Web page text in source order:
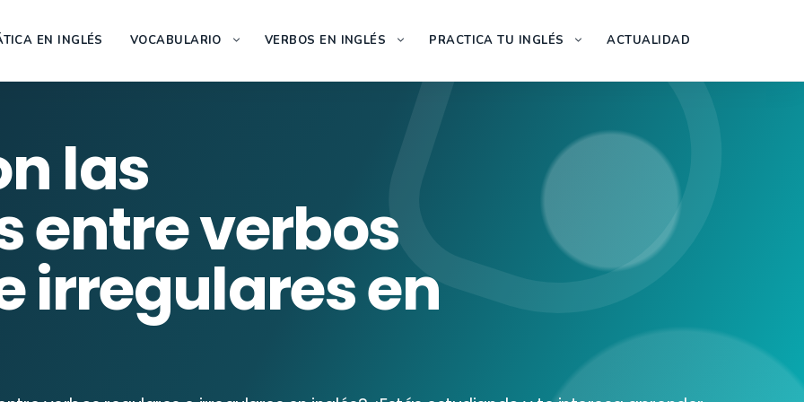
EN INGLÉS VOCABULARIO VERBOS EN INGLÉS PRACTICA TU INGLÉS ACTUALIDAD
las
entre verbos
irregulares en